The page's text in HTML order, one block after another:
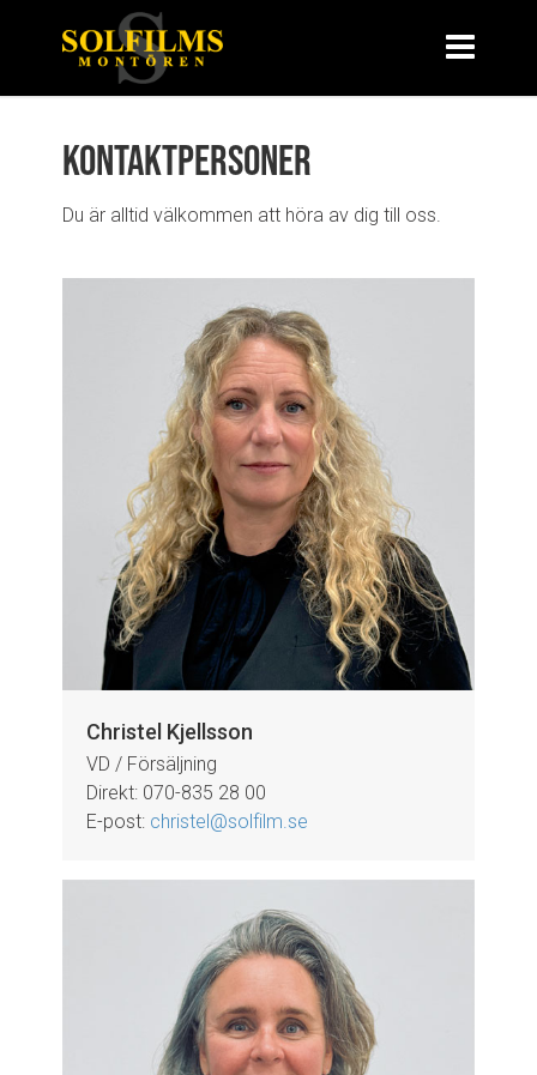
Kontaktpersoner
Du är alltid välkommen att höra av dig till oss.
Christel Kjellsson
VD / Försäljning
Direkt: 070-835 28 00
E-post: christel@solfilm.se